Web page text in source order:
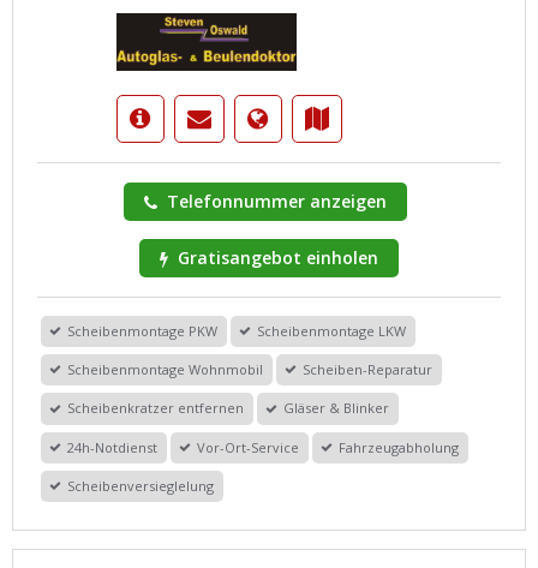
Telefonnummer anzeigen
Gratisangebot einholen
Scheibenmontage PKW Scheibenmontage LKW
Scheibenmontage Wohnmobil Scheiben-Reparatur
Scheibenkratzer entfernen Gläser & Blinker
24h-Notdienst Vor-Ort-Service Fahrzeugabholung
Scheibenversieglelung